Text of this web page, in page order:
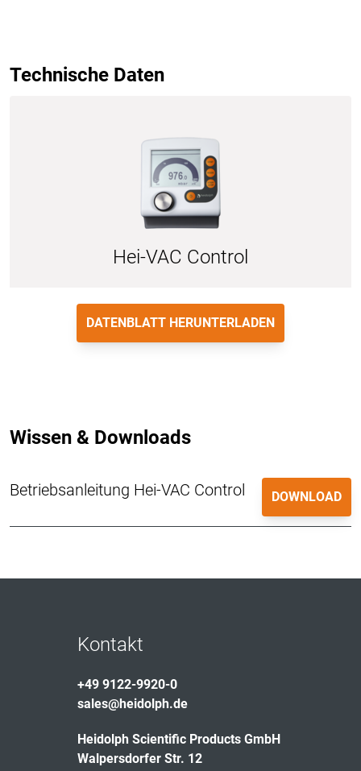
Technische Daten
DATENBLATT HERUNTERLADEN
Hei-VAC Control
Wissen & Downloads
Betriebsanleitung Hei-VAC Control DOWNLOAD
Kontakt
+49 9122-9920-0
sales@heidolph.de
Heidolph Scientific Products GmbH
Walpersdorfer Str. 12